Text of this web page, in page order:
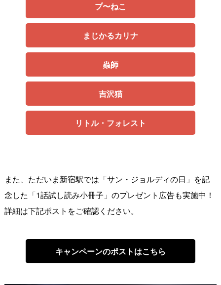
プ〜ねこ
まじかるカリナ
蟲師
吉沢猫
リトル・フォレスト
また、ただいま新宿駅では「サン・ジョルディの日」を記
念した「1話試し読み小冊子」のプレゼント広告も実施中！
詳細は下記ポストをご確認ください。
キャンペーンのポストはこちら